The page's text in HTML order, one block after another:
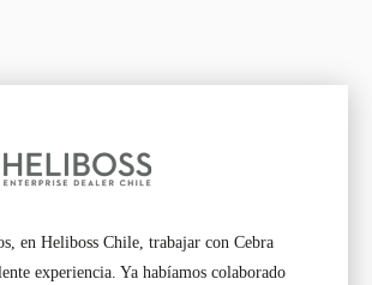
en Heliboss Chile, trabajar con Cebra
experiencia. Ya habíamos colaborado